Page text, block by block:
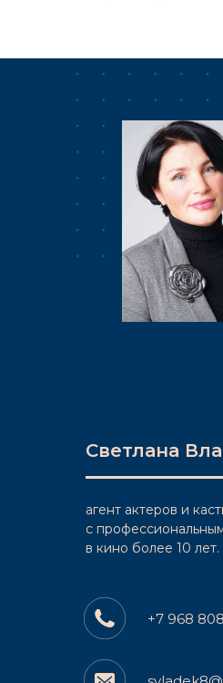
Светлана
агент актеров и
c
в кино более 10 лет.
+7 968